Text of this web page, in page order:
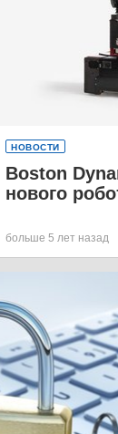
НОВОСТИ
Boston
нового
больше 5 лет назад